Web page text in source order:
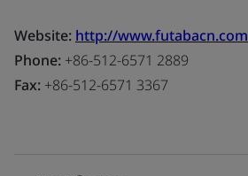
Website: http://www.futabacn.com
Phone: +86-512-6571 2889
Fax: +86-512-6571 3367